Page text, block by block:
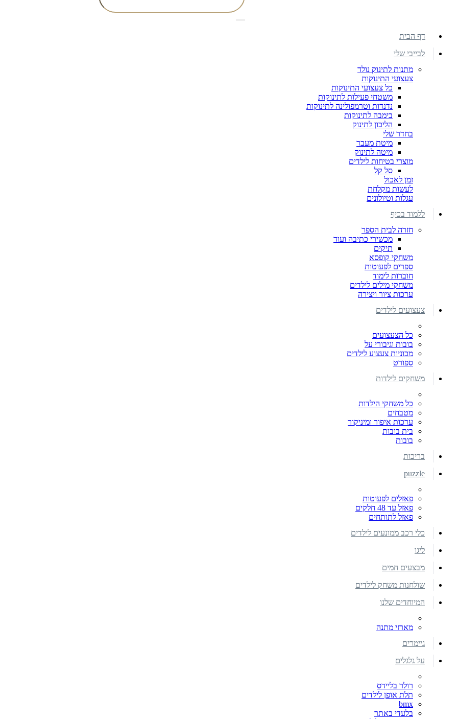
דף הבית
לבייבי שלי
מתנות לתינוק נולד
צעצועי התינוקות
כל צעצועי התינוקות
משטחי פעילות לתינוקות
נדנדות וטרמפולינה לתינוקות
בימבה לתינוקות
הליכון לתינוק
בחדר שלי
מיטת מעבר
מיטה לתינוק
מוצרי בטיחות לילדים
סל קל
זמן לאכול
לעשות מקלחת
עגלות וטיולונים
ללמוד בכיף
חזרה לבית הספר
מכשירי כתיבה ועוד
תיקים
משחקי קופסא
ספרים לפעוטות
חוברות לימוד
משחקי מילים לילדים
ערכות ציור ויצירה
צעצועים לילדים
כל הצעצועים
בובות וגיבורי על
מכוניות צעצוע לילדים
ספורט
משחקים לילדות
כל משחקי הילדות
מטבחים
ערכות איפור ומיניקור
בית בובות
בובות
בריכות
puzzle
פאזלים לפעוטות
פאזל עד 48 חלקים
פאזל לתותחים
כלי רכב ממונעים לילדים
ליגו
מבצעים חמים
שולחנות משחק לילדים
המיוחדים שלנו
מארזי מתנה
גיימרים
על גלגלים
רולר בליידס
תלת אופן לילדים
bmx
בלעדי באתר